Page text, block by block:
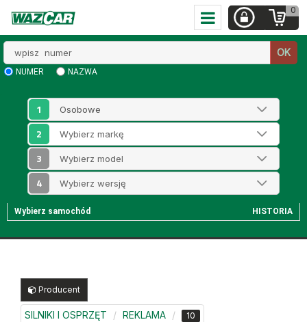
0
numer
OK
NUMER NAZWA
1
2
3
4
Wybierz samochód HISTORIA
Producent
SILNIKI I OSPRZĘT REKLAMA 10